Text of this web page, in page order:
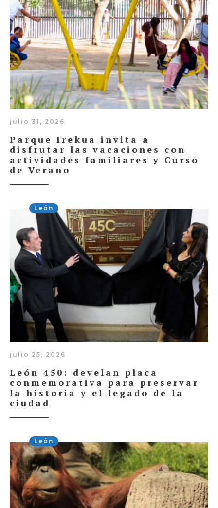
julio 31, 2026
Parque Irekua invita a
disfrutar las vacaciones con
actividades familiares y Curso
de Verano
León
julio 25, 2026
León 450: develan placa
conmemorativa para preservar
la historia y el legado de la
ciudad
León